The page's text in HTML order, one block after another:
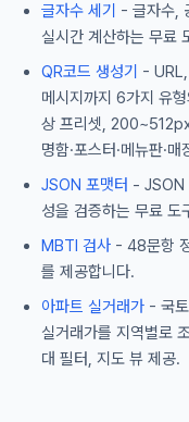
글자수 세기 - 글자수,
실시간 계산하는 무료
QR코드 생성기 -
메시지까지 6가지 유
상 프리셋,
명함·포스터·메뉴판·
JSON 포맷터 - JSON
성을 검증하는 무료 도
MBTI 검사 - 48문항
를 제공합니다.
아파트 실거래가 - 국
실거래가를 지역별로
대 필터, 지도 뷰 제공.